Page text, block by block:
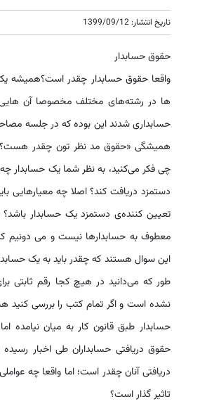
تاریخ انتشار: 1399/09/12
حقوق حسابدار
واقعا حقوق حسابدار چقدر است؟همیشه
ها در رشته‌های مختلف مخصوصا آن هایی
حسابداری شدند این بوده که در جلسه
همیشگی «حقوق مد نظر تون چقدر
چی فکر می‌کنید، به نظر شما یک حسابدار چه
دستمزد دریافت کند؟ اصلا چه معیارهایی
تعیین کننده‌ی دستمزد یک حسابدار
معطوف به حسابدارها نیست و می ‌دونیم
این سوال هستند که چقدر باید به یک
‌طور که می‌دانید در هیچ کجا رقم ثابتی
نشده است و اگر تمام کتب را بررسی کنید
حسابدار طبق قانون کار به میان نیامده
حقوق دریافتی حسابداران طی اخبار
دریافتی آنان چقدر است؛ اما واقعا چه
تاثیر گذار است؟